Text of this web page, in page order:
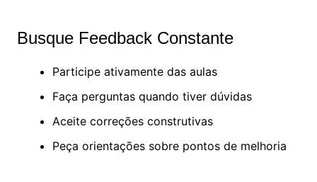
Busque Feedback Constante
Participe ativamente das aulas
Faça perguntas quando tiver dúvidas
Aceite correções construtivas
Peça orientações sobre pontos de melhoria